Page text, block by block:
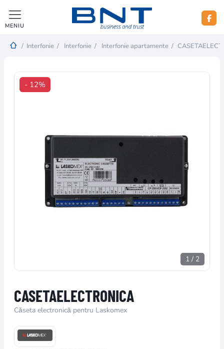
MENIU
/ Interfonie / Interfonie / Interfonie apartamente /
1 / 2
- 12%
CASETAELECTRONICA
Căseta electronică pentru Laskomex